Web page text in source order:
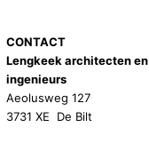
CONTACT
Lengkeek architecten en
ingenieurs
Aeolusweg 127
3731 XE De Bilt